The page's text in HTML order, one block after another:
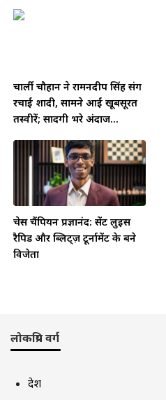
चार्ली चौहान ने रामनदीप सिंह संग
रचाई शादी, सामने आईं खूबसूरत
तस्वीरें; सादगी भरे अंदाज...
चेस चैंपियन प्रज्ञानंद: सेंट लुइस
रैपिड और ब्लिट्ज़ टूर्नामेंट के बने
विजेता
लोकप्रिय वर्ग
देश